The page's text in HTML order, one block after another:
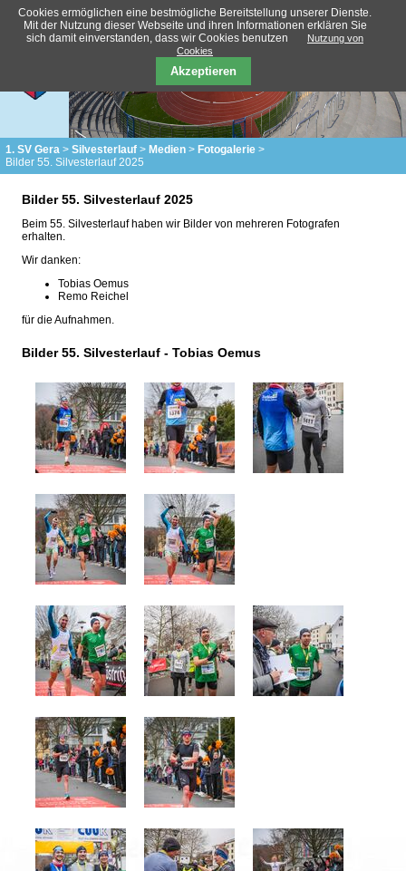
1. SV Gera Silvesterlauf Medien
Fotogalerie
Bilder 55. Silvesterlauf 2025
Bilder 55. Silvesterlauf 2025
Beim 55. Silvesterlauf haben wir Bilder von mehreren Fotografen
erhalten.
Wir danken:
Tobias Oemus
Remo Reichel
für die Aufnahmen.
Bilder 55. Silvesterlauf - Tobias Oemus
Cookies ermöglichen eine bestmögliche Bereitstellung unserer Dienste.
Mit der Nutzung dieser Webseite und ihren Informationen erklären Sie
sich damit einverstanden, dass wir Cookies benutzen
Nutzung von
Cookies
Akzeptieren